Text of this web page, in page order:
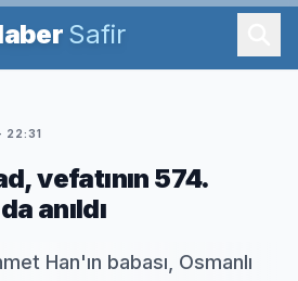
Safir
22:31
vefatının 574.
anıldı
Han'ın babası, Osmanlı